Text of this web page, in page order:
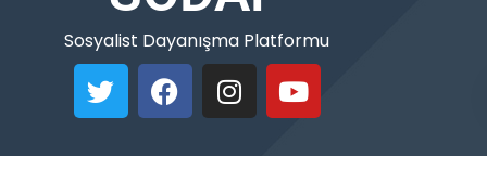
Sosyalist Dayanışma Platformu